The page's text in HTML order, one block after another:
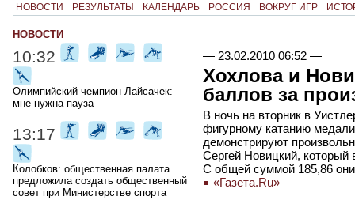
НОВОСТИ РЕЗУЛЬТАТЫ КАЛЕНДАРЬ РОССИЯ ВОКРУГ ИГР
— 23.02.2010 06:52—
Хохлова и
баллов за
В ночь на вторник в
фигурному катанию
демонстрируют
Сергей Новицкий,
С общей суммой 185,86
«Газета.Ru»
НОВОСТИ
10:32
Олимпийский чемпион Лайсачек:
мне нужна пауза
13:17
Колобков: общественная палата
предложила создать общественный
совет при Министерстве спорта